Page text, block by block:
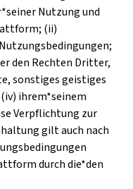
Nutzung und
(ii)
den Rechten Dritter,
sonstiges geistiges
ihrem*seinem
Verpflichtung zur
gilt auch nach
durch die*den